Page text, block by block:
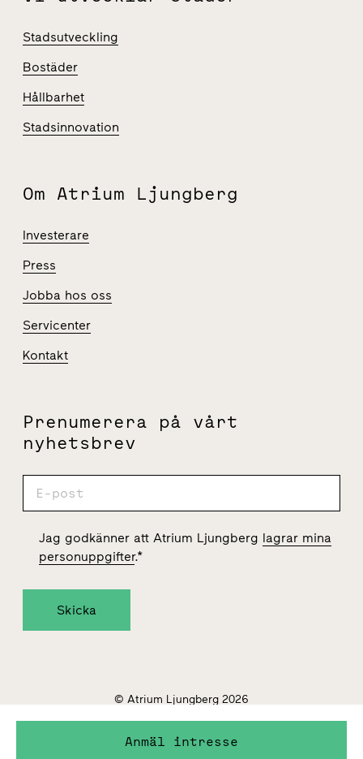
Anmäl intresse
Stadsutveckling
Bostäder
Hållbarhet
Stadsinnovation
Om Atrium Ljungberg
Investerare
Press
Jobba hos oss
Servicenter
Kontakt
Prenumerera på vårt
nyhetsbrev
Jag godkänner att Atrium Ljungberg lagrar mina
personuppgifter.*
© Atrium Ljungberg 2026
Hantering av personuppgifter
Hantering av cookies